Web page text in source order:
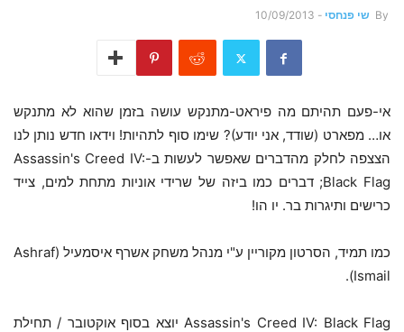
By שי פנחסי -
10/09/2013
אי-פעם תהיתם מה פיראט-מתנקש עושה בזמן שהוא לא מתנקש
או… מפארט (שודד, אני יודע)? שימו סוף לתהיות! וידאו חדש נותן לנו
הצצפה לחלק מהדברים שאפשר לעשות ב-Assassin's Creed IV:
Black Flag; דברים כמו ביזה של שרידי אוניות מתחת למים, צייד
כרישים ותיגרות בר. יו הו!
כמו תמיד, הסרטון מקוריין ע"י מנהל משחק אשרף איסמעיל (Ashraf
Ismail).
Assassin's Creed IV: Black Flag יוצא בסוף אוקטובר / תחילת